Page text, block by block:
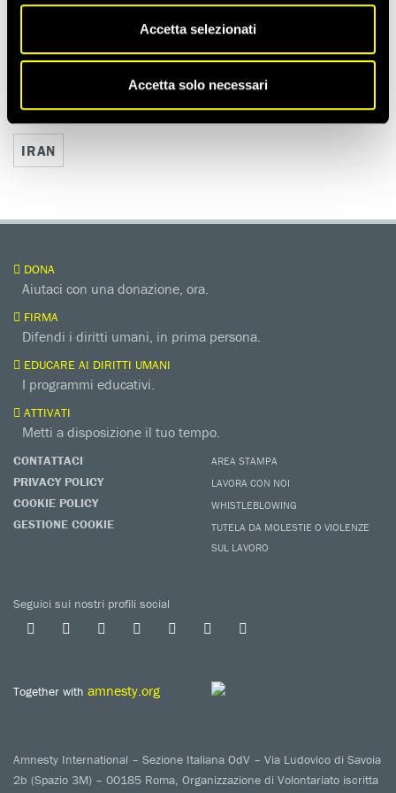
Accetta selezionati
Accetta solo necessari
LIBERTÀ DI ESPRESSIONE
Notizie correlate per paese
IRAN
DONA
Aiutaci con una donazione, ora.
FIRMA
Difendi i diritti umani, in prima persona.
EDUCARE AI DIRITTI UMANI
I programmi educativi.
ATTIVATI
Metti a disposizione il tuo tempo.
CONTATTACI
PRIVACY POLICY
COOKIE POLICY
GESTIONE COOKIE
AREA STAMPA
LAVORA CON NOI
WHISTLEBLOWING
TUTELA DA MOLESTIE O VIOLENZE
SUL LAVORO
Seguici sui nostri profili social
Together with amnesty.org
Amnesty International – Sezione Italiana OdV – Via Ludovico di Savoia
2b (Spazio 3M) – 00185 Roma, Organizzazione di Volontariato iscritta